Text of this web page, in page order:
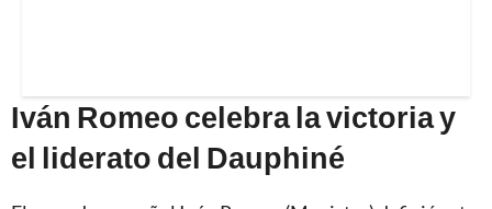
Iván Romeo celebra la victoria y
el liderato del Dauphiné